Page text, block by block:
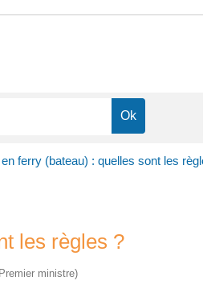
ferry (bateau) : quelles sont les
les règles ?
ministre)